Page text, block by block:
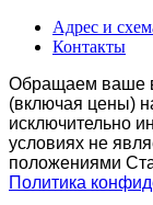
Адрес и
Контакты
Обращаем ваше
(включая цены)
исключительно
условиях не
положениями
Политика